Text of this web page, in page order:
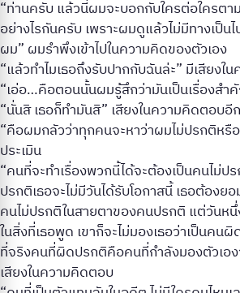
“ท่านครับ แล้วนี่ผมจะบอกกับใครต่อใครต
อย่างไรกันครับ เพราะผมดูแล้วไม่มีทางเป็นไ
ผม” ผมรำพึงเข้าไปในความคิดของตัวเอง
“แล้วทำไมเธอถึงรับปากกับฉันล่ะ” มีเสียง
“เอ่อ…คือตอนนั้นผมรู้สึกว่ามันเป็นเรื่องส
“นั่นสิ เธอก็ทำมันสิ” เสียงในความคิดตอบอีก
“คือผมกลัวว่าทุกคนจะหาว่าผมไม่ปรกติหรื
ประเมิน
“คนที่จะทำเรื่องพวกนี้ได้จะต้องเป็นคนไม่ป
ปรกติเธอจะไม่มีวันได้รับโอกาสนี้ เธอต้องย
คนไม่ปรกติในสายตาของคนปรกติ แต่วันหนึ่
ในสิ่งที่เธอพูด เขาก็จะไม่มองเธอว่าเป็นค
ที่จริงคนที่ผิดปรกติคือคนที่กำลังมองตัวเอ
เสียงในความคิดตอบ